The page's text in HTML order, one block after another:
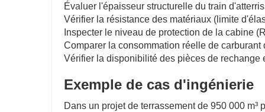
Évaluer l'épaisseur structurelle du train
Vérifier la résistance des matériaux (limite
Inspecter le niveau de protection de la cabine
Comparer la consommation réelle de
Vérifier la disponibilité des pièces de
Exemple de cas d'ingénierie
Dans un projet de terrassement de 950 000